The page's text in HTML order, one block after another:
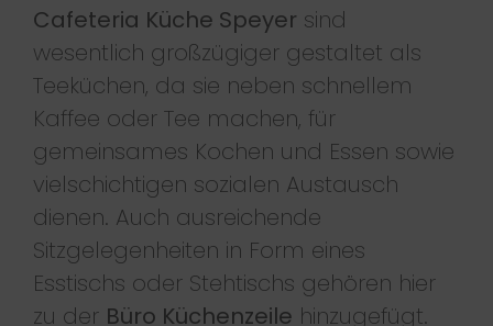
Cafeteria Küche Speyer sind
wesentlich großzügiger gestaltet als
Teeküchen, da sie neben schnellem
Kaffee oder Tee machen, für
gemeinsames Kochen und Essen sowie
vielschichtigen sozialen Austausch
dienen. Auch ausreichende
Sitzgelegenheiten in Form eines
Esstischs oder Stehtischs gehören hier
zu der Büro Küchenzeile hinzugefügt.